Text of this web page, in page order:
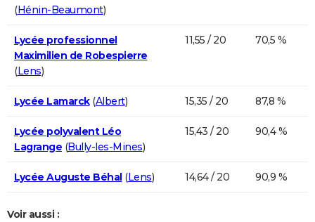
(Hénin-Beaumont)
Lycée professionnel
Maximilien de Robespierre
(Lens)
11,55 / 20 70,5 %
Lycée Lamarck(Albert) 15,35 / 20 87,8 %
Lycée polyvalent Léo
Lagrange (Bully-les-Mines)
15,43 / 20 90,4 %
Lycée Auguste Béhal(Lens) 14,64 / 20 90,9 %
Voir aussi :